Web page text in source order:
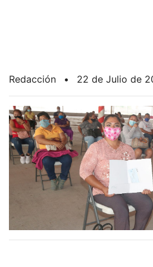
Redacción • 22 de Julio de